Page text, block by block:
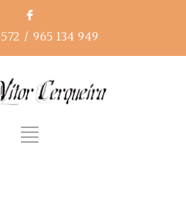
/ 965 134 949